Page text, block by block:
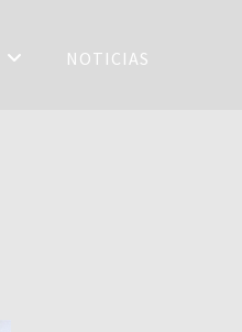
NOTICIAS